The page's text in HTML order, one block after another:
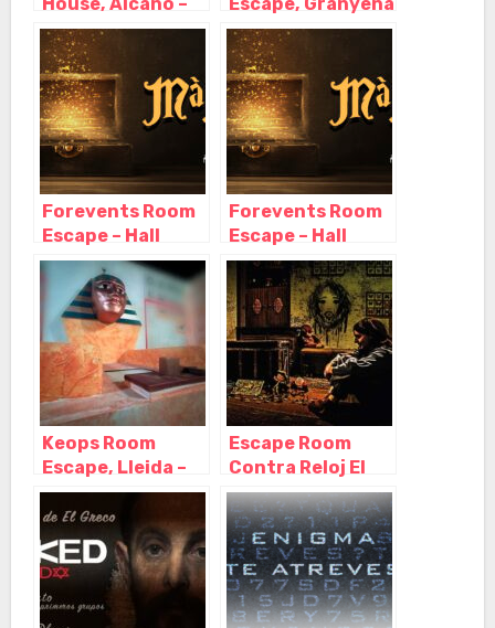
Lérida
de les Garrigues –
Lérida
Forevents Room
Escape – Hall
Escape, Lleida –
Cataluña
Forevents Room
Escape – Hall
Escape, Lleida –
Cataluña
Keops Room
Escape, Lleida –
Cataluña
Escape Room
Contra Reloj El
Juego de Ariel |
Barcelona,
L’Hospitalet de
Llobregat –
Barcelona